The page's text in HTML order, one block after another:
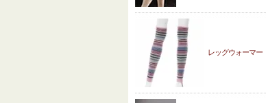
レッグウォーマー